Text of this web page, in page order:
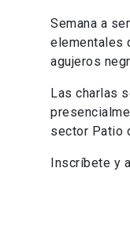
Semana a
elementales
agujeros
Las charlas
sector Patio
Inscríbete y